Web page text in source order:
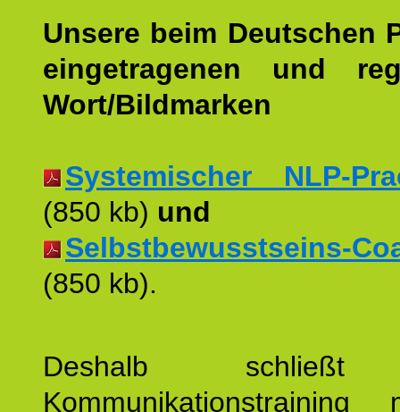
Unsere beim Deutschen
eingetragenen und
Wort/Bildmarken
Systemischer NLP-
(850 kb) und
Selbstbewusstseins-
(850 kb).
Deshalb schließt